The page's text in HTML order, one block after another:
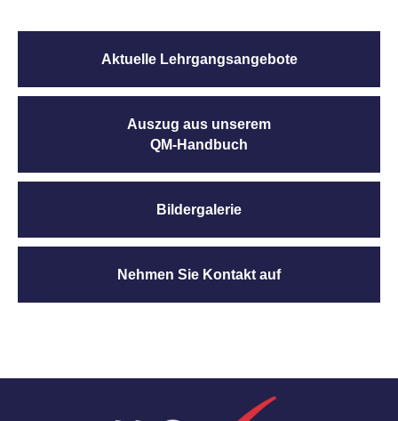
Aktuelle Lehrgangsangebote
Auszug aus unserem
QM-Handbuch
Bildergalerie
Nehmen Sie Kontakt auf